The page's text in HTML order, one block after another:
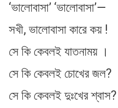
ভাবনা
বলে
‘ভালোবাসা’ ‘ভালোবাসা’—
সখী, ভালোবাসা কারে কয় !
সে কি কেবলই যাতনাময় ।
সে কি কেবলই চোখের জল?
সে কি কেবলই দুঃখের শ্বাস?